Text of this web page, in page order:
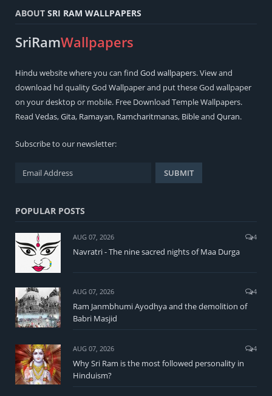
ABOUT SRI RAM WALLPAPERS
SriRamWallpapers
Hindu website where you can find God wallpapers. View and
download hd quality God Wallpaper and put these God wallpaper
on your desktop or mobile. Free Download Temple Wallpapers.
Read Vedas,Gita, Ramayan, Ramcharitmanas, Bibleand Quran.
Subscribe to our newsletter:
POPULAR POSTS
AUG 07, 2026 4
Navratri - The nine sacred nights of Maa Durga
AUG 07, 2026 4
Ram Janmbhumi Ayodhya and the demolition of
Babri Masjid
AUG 07, 2026 4
Why Sri Ram is the most followed personality in
Hinduism?